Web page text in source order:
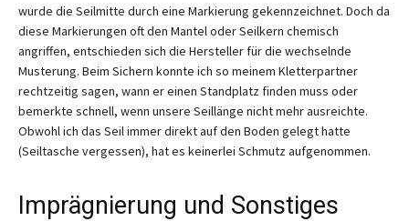
wurde die Seilmitte durch eine Markierung gekennzeichnet. Doch da
diese Markierungen oft den Mantel oder Seilkern chemisch
angriffen, entschieden sich die Hersteller für die wechselnde
Musterung. Beim Sichern konnte ich so meinem Kletterpartner
rechtzeitig sagen, wann er einen Standplatz finden muss oder
bemerkte schnell, wenn unsere Seillänge nicht mehr ausreichte.
Obwohl ich das Seil immer direkt auf den Boden gelegt hatte
(Seiltasche vergessen), hat es keinerlei Schmutz aufgenommen.
Imprägnierung und Sonstiges